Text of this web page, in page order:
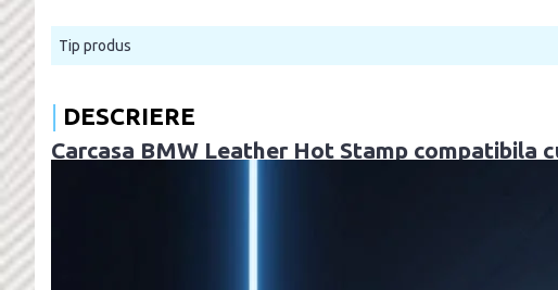
Tip produs
DESCRIERE
Carcasa BMW Leather Hot Stamp compatibila